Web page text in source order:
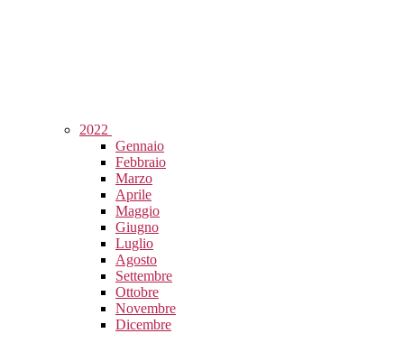
2022
Gennaio
Febbraio
Marzo
Aprile
Maggio
Giugno
Luglio
Agosto
Settembre
Ottobre
Novembre
Dicembre